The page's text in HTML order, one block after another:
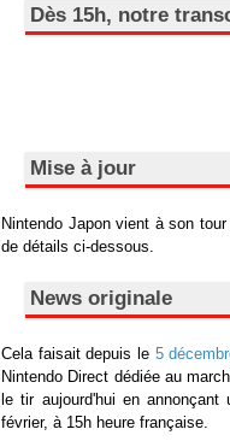
Dès 15h, notre
Mise à jour
Nintendo Japon vient à son
de détails ci-dessous.
News originale
Cela faisait depuis le 5
Nintendo Direct dédiée au
le tir aujourd'hui en
février, à 15h heure française.